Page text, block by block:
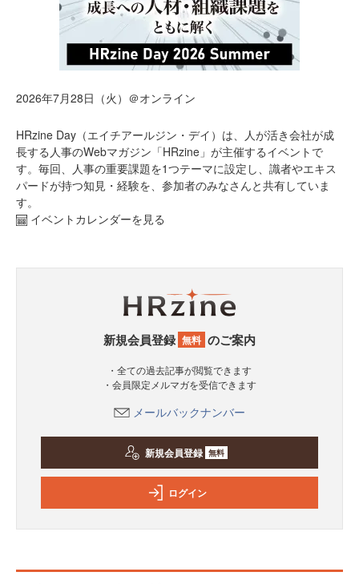
2026年7月28日（火）＠オンライン
HRzine Day（エイチアールジン・デイ）は、人が活き会社が成
長する人事のWebマガジン「HRzine」が主催するイベントで
す。毎回、人事の重要課題を1つテーマに設定し、識者やエキス
パードが持つ知見・経験を、参加者のみなさんと共有していま
す。
イベントカレンダーを見る
新規会員登録 無料 のご案内
・全ての過去記事が閲覧できます
・会員限定メルマガを受信できます
メールバックナンバー
新規会員登録 無料
ログイン